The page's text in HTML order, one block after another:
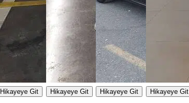
Hikayeye Git Hikayeye Git Hikayeye Git Hikayeye Git